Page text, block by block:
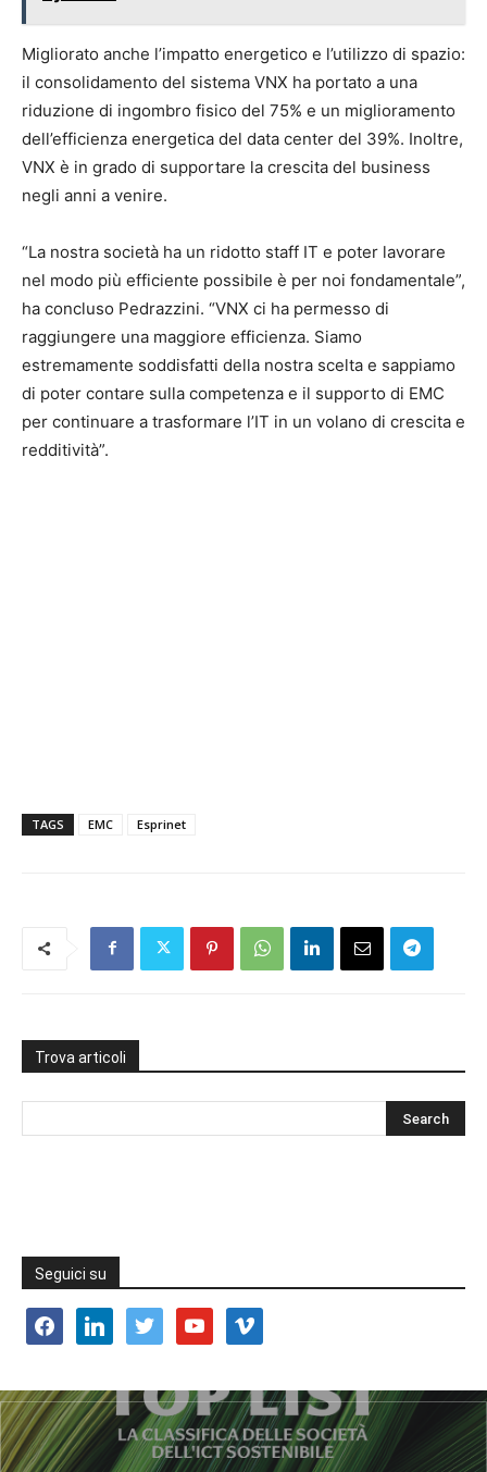
Migliorato anche l’impatto energetico e l’utilizzo di spazio:
il consolidamento del sistema VNX ha portato a una
riduzione di ingombro fisico del 75% e un miglioramento
dell’efficienza energetica del data center del 39%. Inoltre,
VNX è in grado di supportare la crescita del business
negli anni a venire.
“La nostra società ha un ridotto staff IT e poter lavorare
nel modo più efficiente possibile è per noi fondamentale”,
ha concluso Pedrazzini. “VNX ci ha permesso di
raggiungere una maggiore efficienza. Siamo
estremamente soddisfatti della nostra scelta e sappiamo
di poter contare sulla competenza e il supporto di EMC
per continuare a trasformare l’IT in un volano di crescita e
redditività”.
TAGS EMC Esprinet
Trova articoli
Seguici su
facebooklinkedin twitter youtube vimeo